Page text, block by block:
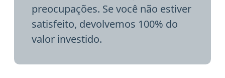
preocupações. Se você não estiver
satisfeito, devolvemos 100% do
valor investido.